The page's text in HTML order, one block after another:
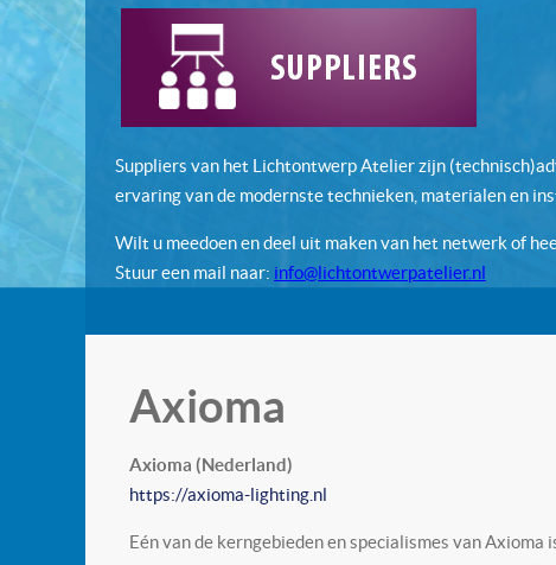
Suppliers van het Lichtontwerp Atelier zijn
ervaring van de modernste technieken, materialen en
Wilt u meedoen en deel uit maken van het netwerk of
Stuur een mail naar: info@lichtontwerpatelier.nl
Axioma
Axioma (Nederland)
https://axioma-lighting.nl
Eén van de kerngebieden en specialismes van